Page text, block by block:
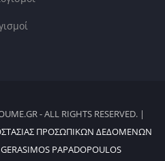
- ALL RIGHTS RESERVED. |
ΠΡΟΣΩΠΙΚΏΝ ΔΕΔΟΜΈΝΩΝ
GERASIMOS PAPADOPOULOS